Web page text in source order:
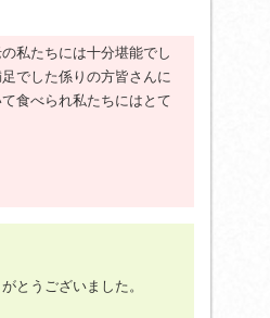
私たちには十分堪能でし
でした係りの方皆さんに
食べられ私たちにはとて
とうございました。